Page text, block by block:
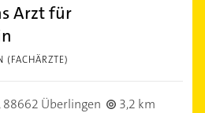
Arzt für
(FACHÄRZTE)
88662 Überlingen
3,2 km